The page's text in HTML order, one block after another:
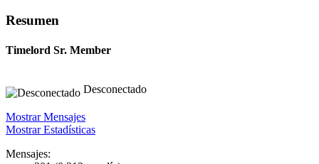
Resumen
Timelord Sr. Member
Desconectado
Mostrar Mensajes
Mostrar Estadísticas
Mensajes: